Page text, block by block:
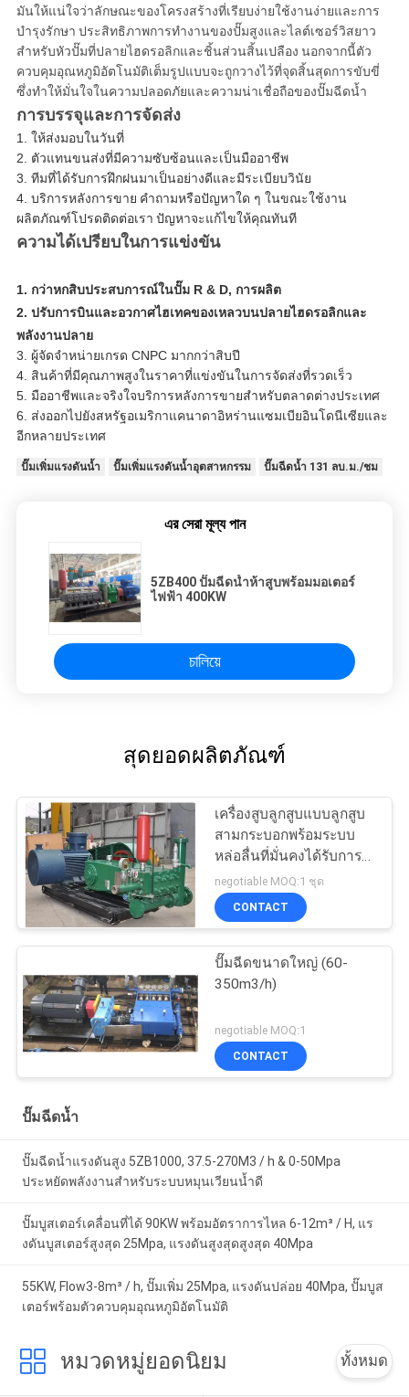
มันให้แน่ใจว่าลักษณะของโครงสร้างที่เรียบง่ายใช้งานง่ายและการ
บำรุงรักษา ประสิทธิภาพการทำงานของปั๊มสูงและไลต์เซอร์วิสยาว
สำหรับหัวปั๊มที่ปลายไฮดรอลิกและชิ้นส่วนสิ้นเปลือง นอกจากนี้ตัว
ควบคุมอุณหภูมิอัตโนมัติเต็มรูปแบบจะถูกวางไว้ที่จุดสิ้นสุดการขับขี่
ซึ่งทำให้มั่นใจในความปลอดภัยและความน่าเชื่อถือของปั๊มฉีดน้ำ
การบรรจุและการจัดส่ง
1. ให้ส่งมอบในวันที่
2. ตัวแทนขนส่งที่มีความซับซ้อนและเป็นมืออาชีพ
3. ทีมที่ได้รับการฝึกฝนมาเป็นอย่างดีและมีระเบียบวินัย
4. บริการหลังการขาย คำถามหรือปัญหาใด ๆ ในขณะใช้งาน
ผลิตภัณฑ์โปรดติดต่อเรา ปัญหาจะแก้ไขให้คุณทันที
ความได้เปรียบในการแข่งขัน
1. กว่าหกสิบประสบการณ์ในปั๊ม R & D, การผลิต
2. ปรับการบินและอวกาศไฮเทคของเหลวบนปลายไฮดรอลิกและ
พลังงานปลาย
3. ผู้จัดจำหน่ายเกรด CNPC มากกว่าสิบปี
4. สินค้าที่มีคุณภาพสูงในราคาที่แข่งขันในการจัดส่งที่รวดเร็ว
5. มืออาชีพและจริงใจบริการหลังการขายสำหรับตลาดต่างประเทศ
6. ส่งออกไปยังสหรัฐอเมริกาแคนาดาอิหร่านแซมเบียอินโดนีเซียและ
อีกหลายประเทศ
ปั๊มเพิ่มแรงดันน้ำ ปั๊มเพิ่มแรงดันน้ำอุตสาหกรรม ปั๊มฉีดน้ำ 131 ลบ.ม./ชม
এর সেরা মূল্য পান
5ZB400 ปั๊มฉีดน้ำห้าสูบพร้อมมอเตอร์
ไฟฟ้า 400KW
চালিয়ে
สุดยอดผลิตภัณฑ์
เครื่องสูบลูกสูบแบบลูกสูบ
สามกระบอกพร้อมระบบ
หล่อลื่นที่มั่นคงได้รับการ
รับรองมาตรฐาน ISO9001
negotiable MOQ:1 ชุด
CONTACT
ปั๊มฉีดขนาดใหญ่ (60-
350m3/h)
negotiable MOQ:1
CONTACT
ปั๊มฉีดน้ำ
ปั๊มฉีดน้ำแรงดันสูง 5ZB1000, 37.5-270M3 / h & 0-50Mpa
ประหยัดพลังงานสำหรับระบบหมุนเวียนน้ำดี
ปั๊มบูสเตอร์เคลื่อนที่ได้ 90KW พร้อมอัตราการไหล 6-12m³ / H, แร
งดันบูสเตอร์สูงสุด 25Mpa, แรงดันสูงสุดสูงสุด 40Mpa
55KW, Flow3-8m³ / h, ปั๊มเพิ่ม 25Mpa, แรงดันปล่อย 40Mpa, ปั๊มบูส
เตอร์พร้อมตัวควบคุมอุณหภูมิอัตโนมัติ
หมวดหมู่ยอดนิยม ทั้งหมด